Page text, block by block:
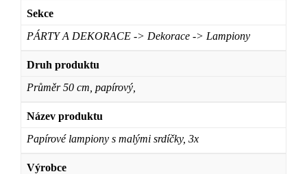
Sekce
PÁRTY A DEKORACE -> Dekorace -> Lampiony
Druh produktu
Průměr 50 cm, papírový,
Název produktu
Papírové lampiony s malými srdíčky, 3x
Výrobce